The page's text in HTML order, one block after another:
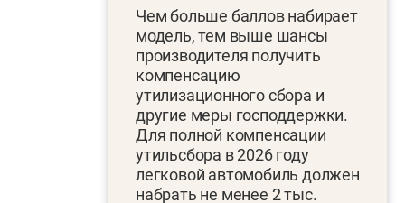
Чем больше баллов набирает
модель, тем выше шансы
производителя получить
компенсацию
утилизационного сбора и
другие меры господдержки.
Для полной компенсации
утильсбора в 2026 году
легковой автомобиль должен
набрать не менее 2 тыс.